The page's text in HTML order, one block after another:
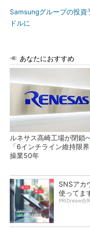
Samsungグループの投資
ドルに
あなたにおすすめ
ルネサス高崎工場が閉鎖
「6インチライン維持限界
操業50年
SNSアカ
使ってま
PR(Dreaw合